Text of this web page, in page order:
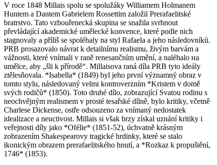
V roce 1848 Millais spolu se spolužáky Williamem Holmanem
Huntem a Dantem Gabrielem Rossettim založil Prerafaelitské
bratrstvo. Tato vzbouřenecká skupina se snažila svrhnout
převládající akademické umělecké konvence, které podle nich
stagnovaly a příliš se spoléhaly na styl Rafaela a jeho následovníků.
PRB prosazovalo návrat k detailnímu realismu, živým barvám a
vážnosti, které vnímali v raně renesančním umění, a naléhalo на
umělce, aby „šli k přírodě“. Millaisova raná díla PRB tyto ideály
ztělesňovala. *Isabella* (1849) byl jeho první významný obraz v
tomto stylu, následovaný velmi kontroverzním *Kristem v domě
svých rodičů* (1850). Toto druhé dílo, zobrazující Svatou rodinu s
neochvějným realismem v prosté tesařské dílně, bylo kritiky, včetně
Charlese Dickense, ostře odsouzeno za vnímaný nedostatek
idealizace a neuctivost. Millais si však brzy získal uznání kritiky i
veřejnosti díly jako *Ofélie* (1851-52), úchvatně krásným
zobrazením Shakespearovy tragické hrdinky, které se stalo
ikonickým obrazem prerafaelitského hnutí, a *Rozkaz k propuštění,
1746* (1853).